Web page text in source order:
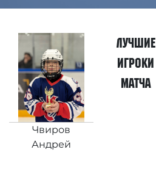
Лучшие
игроки
матча
Чвиров
Андрей